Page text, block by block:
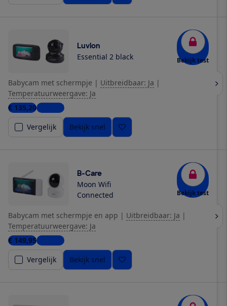
Luvion
Essential 2 black Bekijk test
Babycam met schermpje | Uitbreidbaar: Ja |
Temperatuurweergave: Ja
€ 135,201 winkel
Vergelijk
Bekijk snel
B-Care
Moon Wifi
Connected
Bekijk test
Babycam met schermpje en app | Uitbreidbaar: Ja |
Temperatuurweergave: Ja
€ 149,951 winkel
Vergelijk
Bekijk snel